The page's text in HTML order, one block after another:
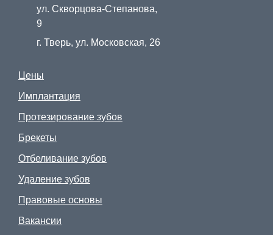
Записаться на курс
ул. Скворцова-Степанова,
9
г. Тверь, ул. Московская, 26
Цены
Имплантация
Протезирование зубов
Брекеты
Отбеливание зубов
Удаление зубов
Правовые основы
Вакансии